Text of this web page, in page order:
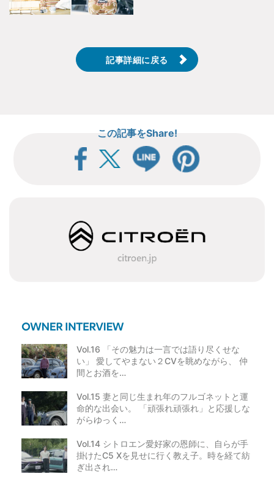
記事詳細に戻る
この記事をShare!
Vol.16 「その魅力は一言では語り尽くせな
い」 愛してやまない２CVを眺めながら、 仲
間とお酒を…
Vol.15 妻と同じ生まれ年のフルゴネットと運
命的な出会い。 「頑張れ頑張れ」と応援しな
がらゆっく…
Vol.14 シトロエン愛好家の恩師に、自らが手
掛けたC5 Xを見せに行く教え子。時を経て紡
ぎ出され…